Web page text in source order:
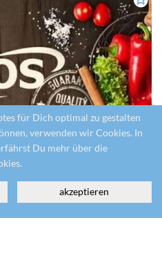
für Dich optimal zu gestalten
verwenden wir Cookies. In
Du mehr über die
akzeptieren